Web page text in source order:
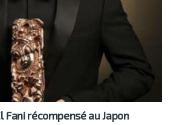
Fani récompensé au Japon